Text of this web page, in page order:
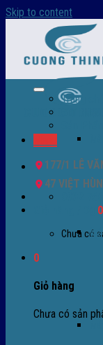
Skip to content
177/1 LÊ
47 VIỆT
0932 756
0
Chưa có
0
Giỏ hàng
Chưa có sản
Trang